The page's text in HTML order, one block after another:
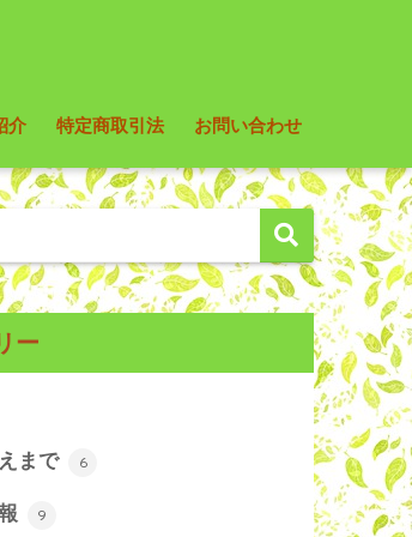
介 特定商取引法 お問い合わせ
ー
まで 6
9